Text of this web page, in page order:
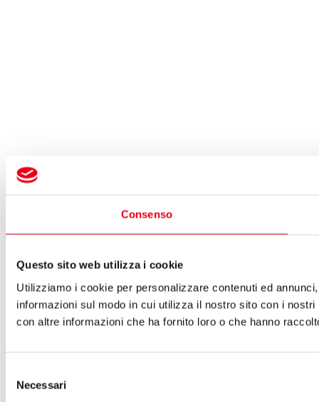
Consenso
Questo sito web utilizza i cookie
Utilizziamo i cookie per personalizzare contenuti ed
informazioni sul modo in cui utilizza il nostro sito con i
con altre informazioni che ha fornito loro o che hanno
delNecessari